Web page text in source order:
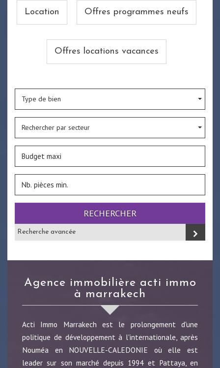
Location Offres programmes neufs
Offres locations vacances
Type de bien
Rechercher par secteur
RECHERCHER
Recherche avancée
agence immobilière acti immo
à marrakech
Acti Immo Marrakech est le prolongement d'une
politique de développement à l'internationale, après
Nouméa en NOUVELLE-CALEDONIE où elle est
leader sur son marché depuis 1994 et Pattaya, en